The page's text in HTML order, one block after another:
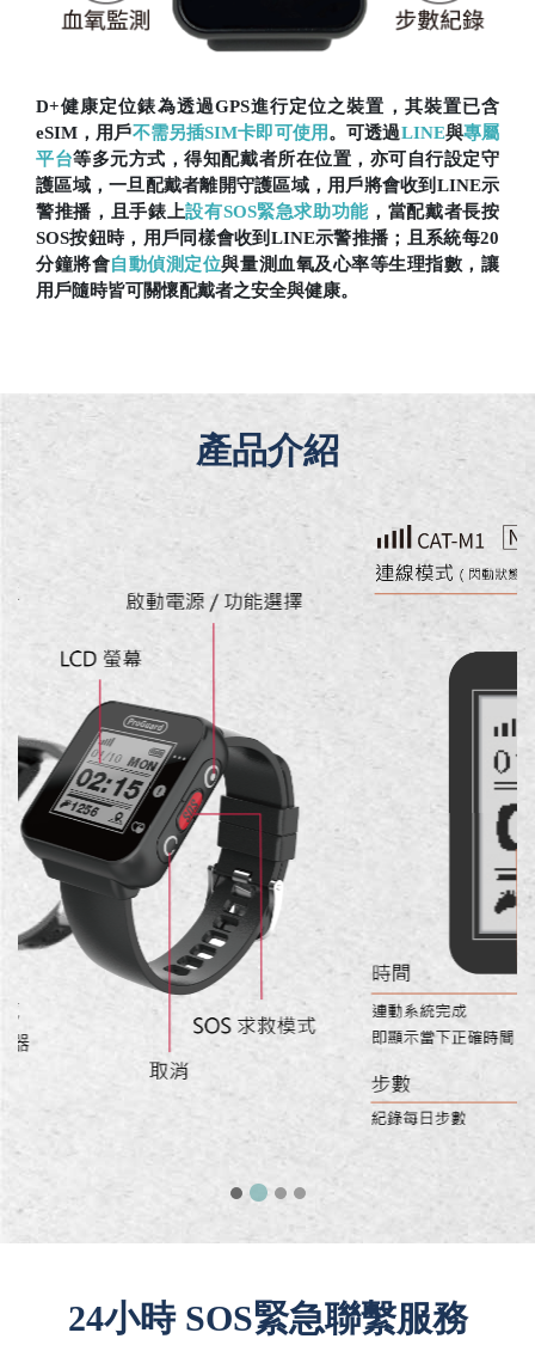
D+健康定位錶為透過GPS進行定位之裝置，其裝置已含
eSIM，用戶不需另插SIM卡即可使用。可透過LINE與專屬
平台等多元方式，得知配戴者所在位置，亦可自行設定守
護區域，一旦配戴者離開守護區域，用戶將會收到LINE示
警推播，且手錶上設有SOS緊急求助功能 ，當配戴者長按
SOS按鈕時，用戶同樣會收到LINE示警推播；且系統每20
分鐘將會自動偵測定位與量測血氧及心率等生理指數，讓
用戶隨時皆可關懷配戴者之安全與健康。
產品介紹
24小時 SOS緊急聯繫服務